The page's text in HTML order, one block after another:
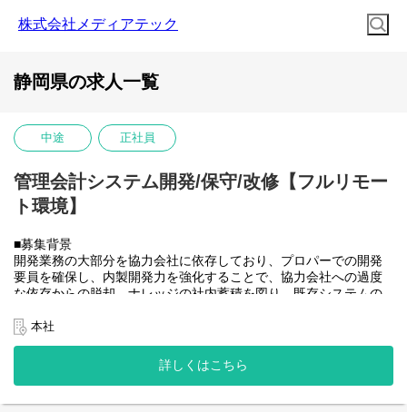
株式会社メディアテック
静岡県の求人一覧
中途 正社員
管理会計システム開発/保守/改修【フルリモー
ト環境】
■募集背景
開発業務の大部分を協力会社に依存しており、プロパーでの開発
要員を確保し、内製開発力を強化することで、協力会社への過度
な依存からの脱却、ナレッジの社内蓄積を図り、既存システムの
応できるチームへと成長させていきたい。
■業務内容
大和ハウスグループ全体のITを推進する当社にて、グループ会社
(大和ハウス含)の社内システム開発、改修に携わって頂きます。
・HTML5 アプリケーション（JavaScript / jQuery / Vue.js）を用い
本社
詳しくはこちら